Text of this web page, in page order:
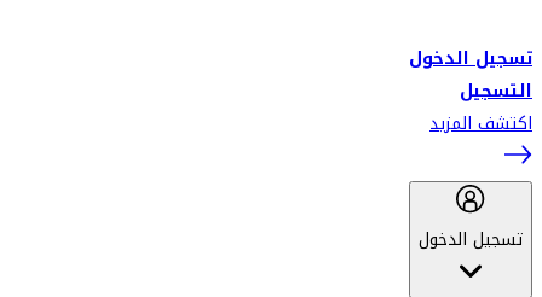
تسجيل الدخول
التسجيل
اكتشف المزيد
تسجيل الدخول